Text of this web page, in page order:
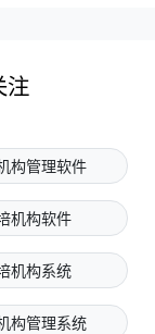
注
构管理软件
机构软件
机构系统
构管理系统